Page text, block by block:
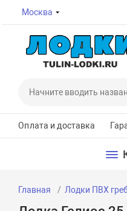
Москва
Оплата и доставка
Главная Лодки ПВХ